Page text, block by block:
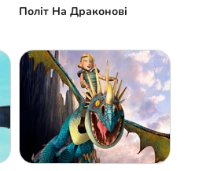
Політ На Драконові